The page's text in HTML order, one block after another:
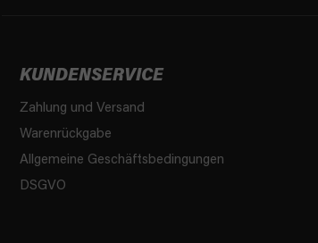
KUNDENSERVICE
Zahlung und Versand
Warenrückgabe
Allgemeine Geschäftsbedingungen
DSGVO